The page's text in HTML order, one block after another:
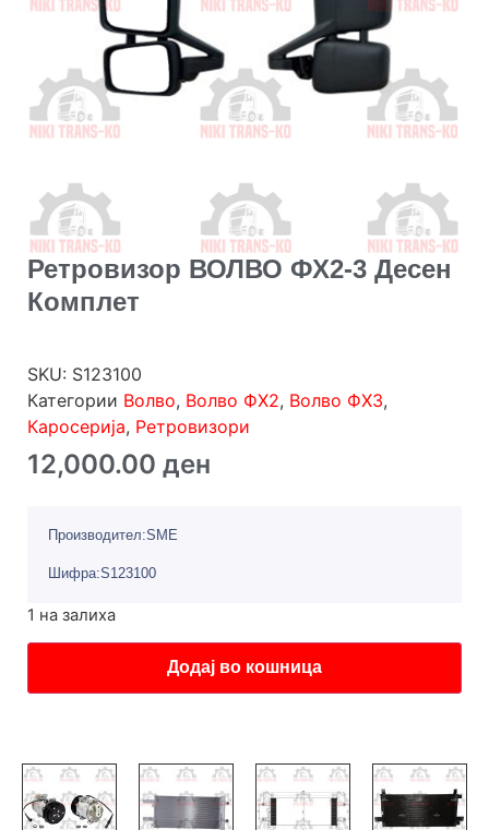
Ретровизор ВОЛВО ФХ2-3 Десен
Комплет
SKU: S123100
Категории Волво, Волво ФХ2, Волво ФХ3,
Каросерија, Ретровизори
12,000.00 ден
Производител:SME
Шифра:S123100
1 на залиха
Додај во кошница